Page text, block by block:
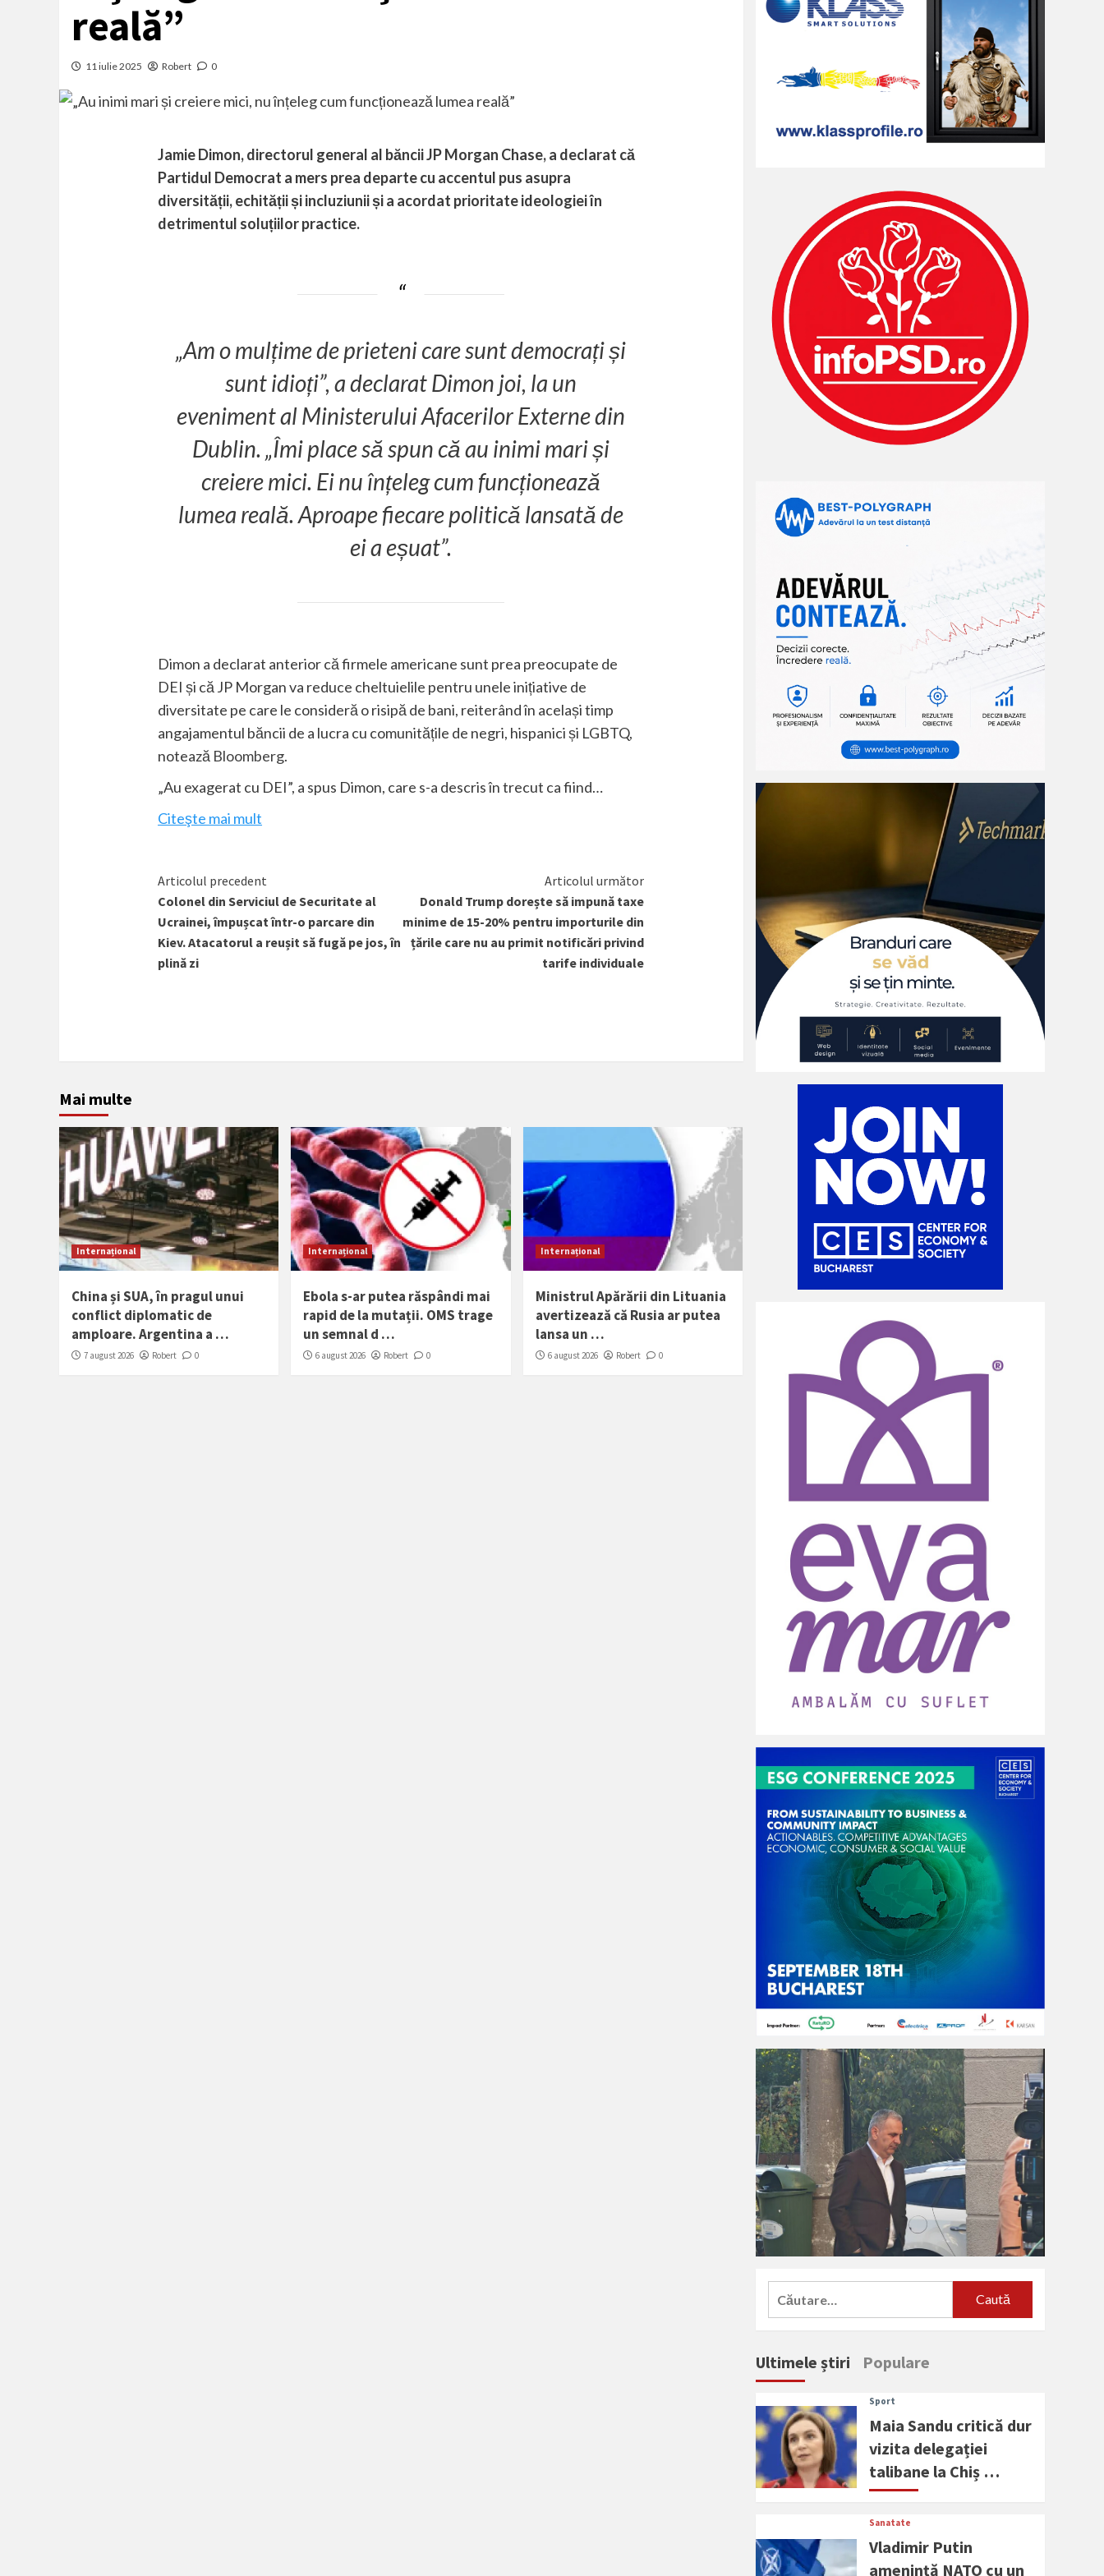
reală”
11 iulie 2025 Robert 0
Jamie Dimon, directorul general al băncii JP Morgan Chase, a declarat că
Partidul Democrat a mers prea departe cu accentul pus asupra
diversității, echității și incluziunii și a acordat prioritate ideologiei în
detrimentul soluțiilor practice.
„Am o mulțime de prieteni care sunt democrați și
sunt idioți”, a declarat Dimon joi, la un
eveniment al Ministerului Afacerilor Externe din
Dublin. „Îmi place să spun că au inimi mari și
creiere mici. Ei nu înțeleg cum funcționează
lumea reală. Aproape fiecare politică lansată de
ei a eșuat”.
Dimon a declarat anterior că firmele americane sunt prea preocupate de
DEI și că JP Morgan va reduce cheltuielile pentru unele inițiative de
diversitate pe care le consideră o risipă de bani, reiterând în același timp
angajamentul băncii de a lucra cu comunitățile de negri, hispanici și LGBTQ,
notează Bloomberg.
„Au exagerat cu DEI”, a spus Dimon, care s-a descris în trecut ca fiind…
Citeşte mai mult
Citește
mai
mult
Articolul precedent
Colonel din Serviciul de Securitate al
Ucrainei, împușcat într-o parcare din
Kiev. Atacatorul a reușit să fugă pe jos, în
plină zi
Articolul următor
Donald Trump dorește să impună taxe
minime de 15-20% pentru importurile din
țările care nu au primit notificări privind
tarife individuale
Mai multe
Internațional
China și SUA, în pragul unui
conflict diplomatic de
amploare. Argentina a …
7 august 2026 Robert 0
Internațional
Ebola s-ar putea răspândi mai
rapid de la mutații. OMS trage
un semnal d …
6 august 2026 Robert 0
Internațional
Ministrul Apărării din Lituania
avertizează că Rusia ar putea
lansa un …
6 august 2026 Robert 0
Caută
Ultimele știri Populare
Sport
Maia Sandu critică dur
vizita delegației
talibane la Chiș …
Sanatate
Vladimir Putin
amenință NATO cu un